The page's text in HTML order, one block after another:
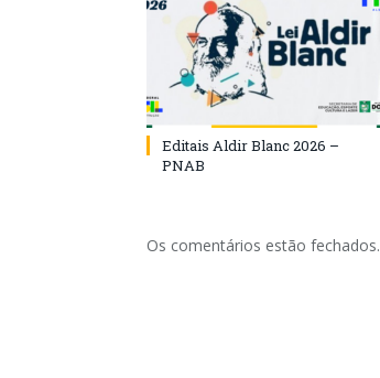
Editais Aldir Blanc 2026 –
PNAB
Os comentários estão fechados.